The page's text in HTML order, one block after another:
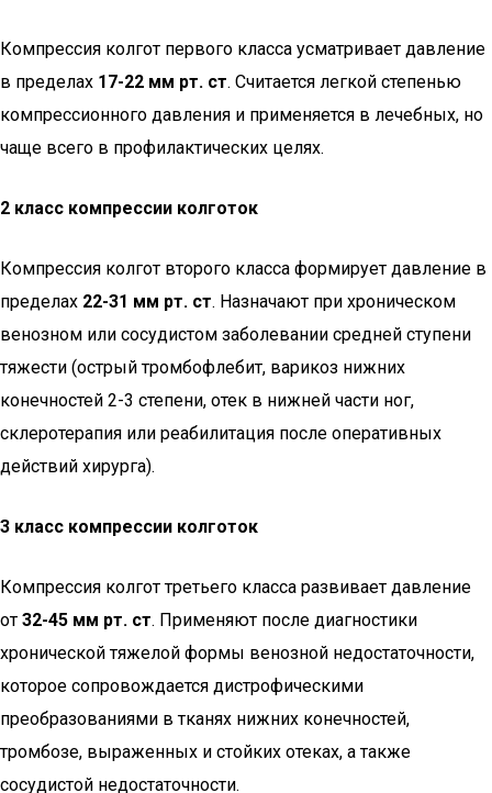
Компрессия колгот первого класса усматривает давление
в пределах 17-22 мм рт. ст. Считается легкой степенью
компрессионного давления и применяется в лечебных, но
чаще всего в профилактических целях.
2 класс компрессии колготок
Компрессия колгот второго класса формирует давление в
пределах 22-31 мм рт. ст. Назначают при хроническом
венозном или сосудистом заболевании средней ступени
тяжести (острый тромбофлебит, варикоз нижних
конечностей 2-3 степени, отек в нижней части ног,
склеротерапия или реабилитация после оперативных
действий хирурга).
3 класс компрессии колготок
Компрессия колгот третьего класса развивает давление
от 32-45 мм рт. ст. Применяют после диагностики
хронической тяжелой формы венозной недостаточности,
которое сопровождается дистрофическими
преобразованиями в тканях нижних конечностей,
тромбозе, выраженных и стойких отеках, а также
сосудистой недостаточности.